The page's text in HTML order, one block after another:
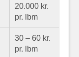
20.000 kr.
pr. lbm
30 – 60 kr.
pr. lbm